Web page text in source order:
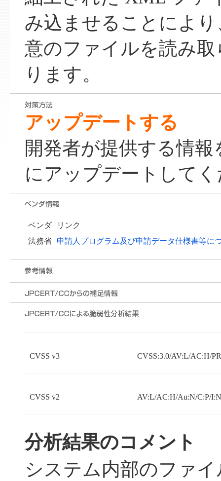
み込ませることによ
意のファイルを読み
ります。
アップデートする
開発者が提供する情
にアップデートして
ベンダ
リンク
法務省
申請人プログラム及び申請データ仕様書等に
CVSS v3 CVSS:3.0/AV:L/AC:H/
CVSS v2 AV:L/AC:H/Au:N/C:P/
分析結果のコメント
システム内部のファ